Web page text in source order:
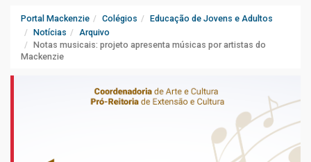
Portal Mackenzie Colégios
Educação de Jovens e Adultos
Notícias
Arquivo
Notas musicais: projeto apresenta músicas por artistas do
Mackenzie